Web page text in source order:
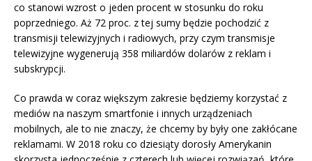
co stanowi wzrost o jeden procent w stosunku do roku
poprzedniego. Aż 72 proc. z tej sumy będzie pochodzić z
transmisji telewizyjnych i radiowych, przy czym transmisje
telewizyjne wygenerują 358 miliardów dolarów z reklam i
subskrypcji.
Co prawda w coraz większym zakresie będziemy korzystać z
mediów na naszym smartfonie i innych urządzeniach
mobilnych, ale to nie znaczy, że chcemy by były one zakłócane
reklamami. W 2018 roku co dziesiąty dorosły Amerykanin